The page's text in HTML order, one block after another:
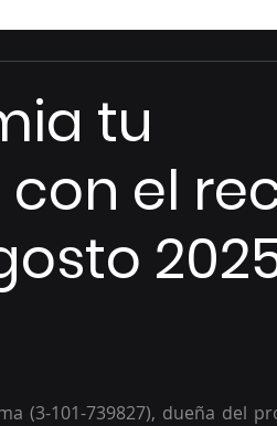
tu
el
(3-101-739827), dueña del